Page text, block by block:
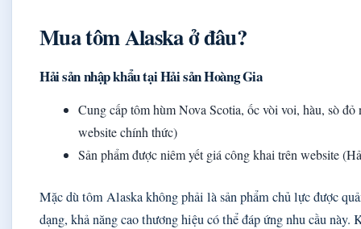
Mua tôm Alaska ở đâu?
Hải sản nhập khẩu tại Hải sản Hoàng Gia
Cung cấp tôm hùm Nova Scotia, ốc vòi voi, hàu, sò
website chính thức)
Sản phẩm được niêm yết giá công khai trên website
Mặc dù tôm Alaska không phải là sản phẩm chủ lực được
dạng, khả năng cao thương hiệu có thể đáp ứng nhu cầu